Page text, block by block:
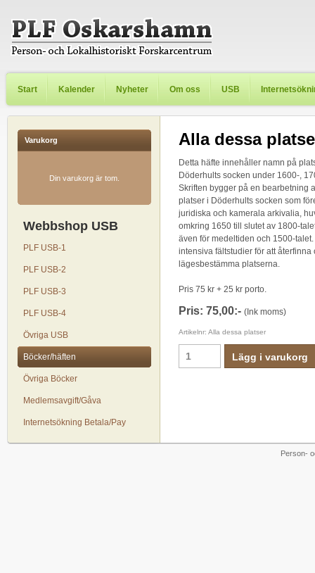
Start Kalender Nyheter Om oss USB
Varukorg
Din varukorg är tom.
Webbshop USB
PLF USB-1
PLF USB-2
PLF USB-3
PLF USB-4
Övriga USB
Böcker/häften
Övriga Böcker
Medlemsavgift/Gåva
Internetsökning Betala/Pay
Alla dessa
Detta häfte innehåller namn på
Döderhults socken under 1600-,
Skriften bygger på en bearbetning
platser i Döderhults socken som
juridiska och kamerala arkivalia,
omkring 1650 till slutet av 1800-
även för medeltiden och 1500-
intensiva fältstudier för att återfinna
lägesbestämma platserna.
Pris 75 kr + 25 kr porto.
Pris: 75,00:- (Ink moms)
Artikelnr: Alla dessa platser
Lägg i varukorg
Person-